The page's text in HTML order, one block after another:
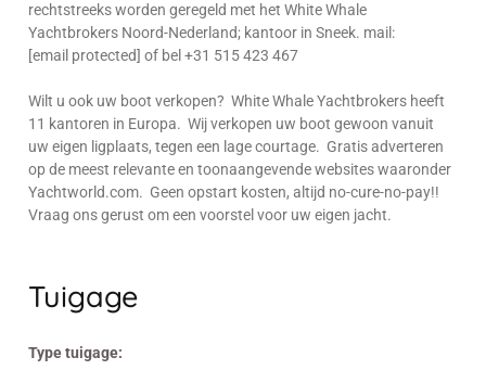
rechtstreeks worden geregeld met het White Whale
Yachtbrokers Noord-Nederland; kantoor in Sneek. mail:
[email protected] of bel +31 515 423 467
Wilt u ook uw boot verkopen? White Whale Yachtbrokers heeft
11 kantoren in Europa. Wij verkopen uw boot gewoon vanuit
uw eigen ligplaats, tegen een lage courtage. Gratis adverteren
op de meest relevante en toonaangevende websites waaronder
Yachtworld.com. Geen opstart kosten, altijd no-cure-no-pay!!
Vraag ons gerust om een voorstel voor uw eigen jacht.
Tuigage
Type tuigage: